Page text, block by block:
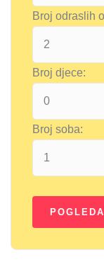
Broj odraslih
Broj djece:
Broj soba: